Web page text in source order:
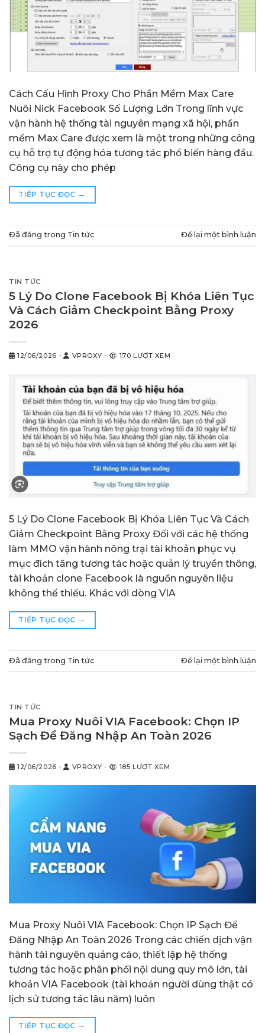
Cách Cấu Hình Proxy Cho Phần Mềm Max Care
Nuôi Nick Facebook Số Lượng Lớn Trong lĩnh vực
vận hành hệ thống tài nguyên mạng xã hội, phần
mềm Max Care được xem là một trong những công
cụ hỗ trợ tự động hóa tương tác phổ biến hàng đầu.
Công cụ này cho phép
TIẾP TỤC ĐỌC →
Đã đăng trong Tin tức Để lại một bình luận
TIN TỨC
5 Lý Do Clone Facebook Bị Khóa Liên Tục
Và Cách Giảm Checkpoint Bằng Proxy
2026
12/06/2026 - VPROXY - 170 LƯỢT XEM
5 Lý Do Clone Facebook Bị Khóa Liên Tục Và Cách
Giảm Checkpoint Bằng Proxy Đối với các hệ thống
làm MMO vận hành nông trại tài khoản phục vụ
mục đích tăng tương tác hoặc quản lý truyền thông,
tài khoản clone Facebook là nguồn nguyên liệu
không thể thiếu. Khác với dòng VIA
TIẾP TỤC ĐỌC →
Đã đăng trong Tin tức Để lại một bình luận
TIN TỨC
Mua Proxy Nuôi VIA Facebook: Chọn IP
Sạch Để Đăng Nhập An Toàn 2026
12/06/2026 - VPROXY - 185 LƯỢT XEM
Mua Proxy Nuôi VIA Facebook: Chọn IP Sạch Để
Đăng Nhập An Toàn 2026 Trong các chiến dịch vận
hành tài nguyên quảng cáo, thiết lập hệ thống
tương tác hoặc phân phối nội dung quy mô lớn, tài
khoản VIA Facebook (tài khoản người dùng thật có
lịch sử tương tác lâu năm) luôn
TIẾP TỤC ĐỌC →